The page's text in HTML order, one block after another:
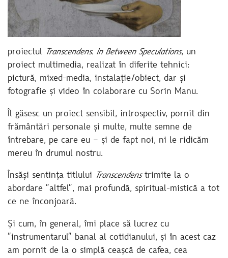
proiectul Transcendens. In Between Speculations, un
proiect multimedia, realizat în diferite tehnici:
pictură, mixed-media, instalație/obiect, dar și
fotografie și video în colaborare cu Sorin Manu.
Îl găsesc un proiect sensibil, introspectiv, pornit din
frământări personale și multe, multe semne de
întrebare, pe care eu – și de fapt noi, ni le ridicăm
mereu în drumul nostru.
Însăși sentința titlului Transcendenstrimite la o
abordare ”altfel”, mai profundă, spiritual-mistică a tot
ce ne înconjoară.
Și cum, în general, îmi place să lucrez cu
”instrumentarul” banal al cotidianului, și în acest caz
am pornit de la o simplă ceașcă de cafea, cea